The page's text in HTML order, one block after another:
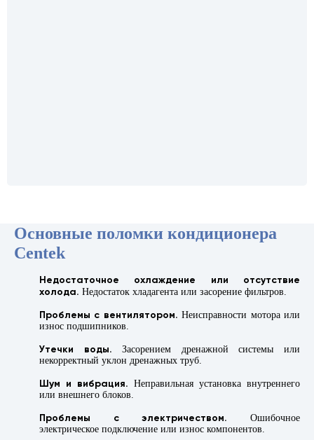
Основные поломки кондиционера
Centek
Недостаточное охлаждение или отсутствие
холода. Недостаток хладагента или засорение фильтров.
Проблемы с вентилятором. Неисправности мотора или
износ подшипников.
Утечки воды. Засорением дренажной системы или
некорректный уклон дренажных труб.
Шум и вибрация. Неправильная установка внутреннего
или внешнего блоков.
Проблемы с электричеством. Ошибочное
электрическое подключение или износ компонентов.